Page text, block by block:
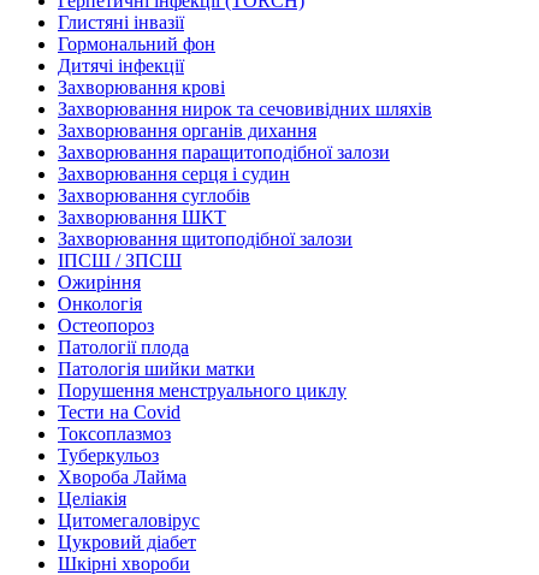
Глистяні інвазії
Гормональний фон
Дитячі інфекції
Захворювання крові
Захворювання нирок та сечовивідних шляхів
Захворювання органів дихання
Захворювання паращитоподібної залози
Захворювання серця і судин
Захворювання суглобів
Захворювання ШКТ
Захворювання щитоподібної залози
ІПСШ / ЗПСШ
Ожиріння
Онкологія
Остеопороз
Патології плода
Патологія шийки матки
Порушення менструального циклу
Тести на Covid
Токсоплазмоз
Туберкульоз
Хвороба Лайма
Целіакія
Цитомегаловірус
Цукровий діабет
Шкірні хвороби